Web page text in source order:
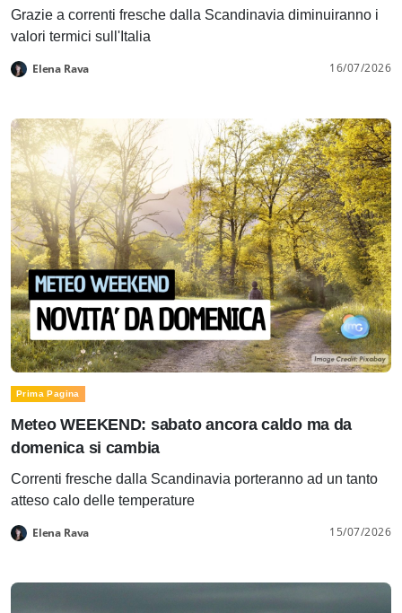
Grazie a correnti fresche dalla Scandinavia diminuiranno i
valori termici sull'Italia
Elena Rava 16/07/2026
Prima Pagina
Meteo WEEKEND: sabato ancora caldo ma da
domenica si cambia
Correnti fresche dalla Scandinavia porteranno ad un tanto
atteso calo delle temperature
Elena Rava 15/07/2026